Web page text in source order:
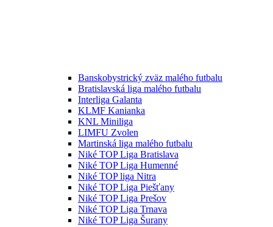
Banskobystrický zväz malého futbalu
Bratislavská liga malého futbalu
Interliga Galanta
KLMF Kanianka
KNL Miniliga
LIMFU Zvolen
Martinská liga malého futbalu
Niké TOP Liga Bratislava
Niké TOP Liga Humenné
Niké TOP liga Nitra
Niké TOP Liga Piešťany
Niké TOP Liga Prešov
Niké TOP Liga Trnava
Niké TOP Liga Šurany